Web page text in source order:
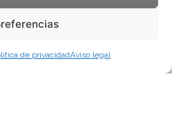
de privacidadAviso legal